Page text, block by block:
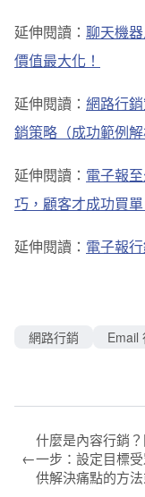
延伸閱讀： 聊天機
價值最大化！
延伸閱讀： 網路行
銷策略（成功範例解
延伸閱讀： 電子報
巧，顧客才成功買單
延伸閱讀： 電子報
網路行銷 Email
←
什麼是內容行銷
一步：設定目標
供解決痛點的方